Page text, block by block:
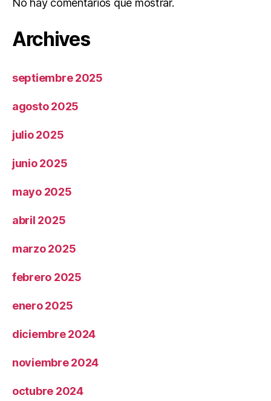
No hay comentarios que mostrar.
Archives
septiembre 2025
agosto 2025
julio 2025
junio 2025
mayo 2025
abril 2025
marzo 2025
febrero 2025
enero 2025
diciembre 2024
noviembre 2024
octubre 2024